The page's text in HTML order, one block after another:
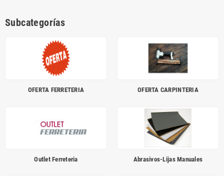
Subcategorías
OFERTA FERRETERIA OFERTA CARPINTERIA
Outlet Ferreteria Abrasivos-Lijas Manuales